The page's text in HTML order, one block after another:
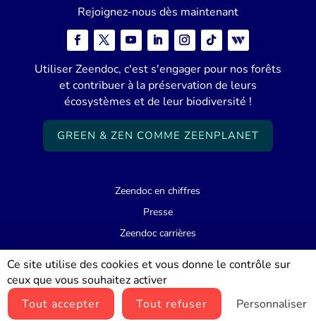
Rejoignez-nous dès maintenant
Utiliser Zeendoc, c'est s'engager pour nos forêts
et contribuer à la préservation de leurs
écosystèmes et de leur biodiversité !
GREEN & ZEN COMME ZEENPLANET
Zeendoc en chiffres
Presse
Zeendoc carrières
Mentions légales Politique de confidentialité
Traceurs et cookies
Ce site utilise des cookies et vous donne le contrôle sur
ceux que vous souhaitez activer
Tout accepter
Tout refuser Personnaliser